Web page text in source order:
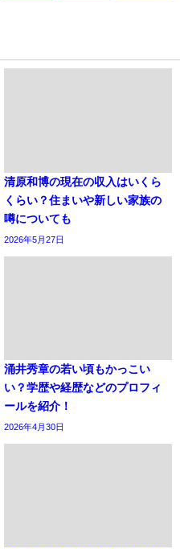
清原和博の現在の収入はいくら
くらい？住まいや新しい家族の
噂についても
2026年5月27日
涌井秀章の若い頃もかっこい
い？学歴や経歴などのプロフィ
ールを紹介！
2026年4月30日